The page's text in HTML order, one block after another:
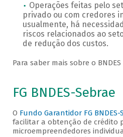
Operações feitas pelo
privado ou com credores
usualmente, há
riscos relacionados ao
de redução dos custos.
Para saber mais sobre o
FG BNDES-Sebrae
O Fundo Garantidor FG BNDES-
facilitar a obtenção de crédito
microempreendedores